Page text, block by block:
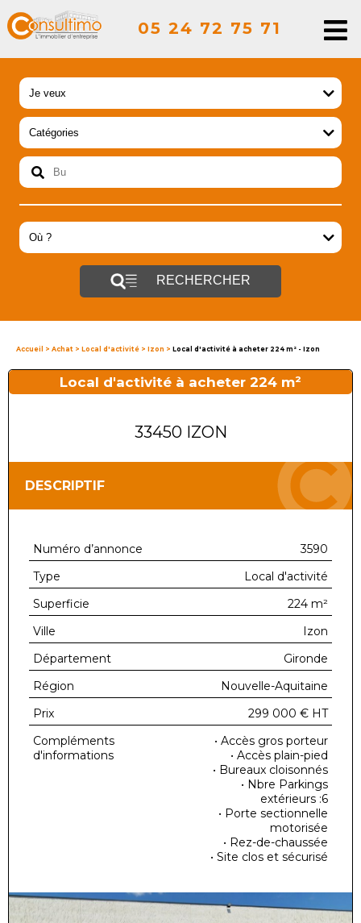
05 24 72 75 71
RECHERCHER
Accueil > Achat > Local d'activité > Izon > Local d'activité à acheter 224 m² - Izon
Local d'activité à acheter 224 m²
33450 IZON
DESCRIPTIF
Numéro d’annonce
3590
Type
Local d'activité
Superficie
224 m²
Ville
Izon
Département
Gironde
Région
Nouvelle-Aquitaine
Prix
299 000 € HT
Compléments
d'informations
• Accès gros porteur
• Accès plain-pied
• Bureaux cloisonnés
• Nbre Parkings
extérieurs :6
• Porte sectionnelle
motorisée
• Rez-de-chaussée
• Site clos et sécurisé